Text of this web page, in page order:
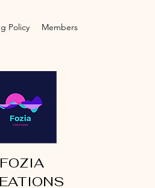
Policy Members
FOZIA